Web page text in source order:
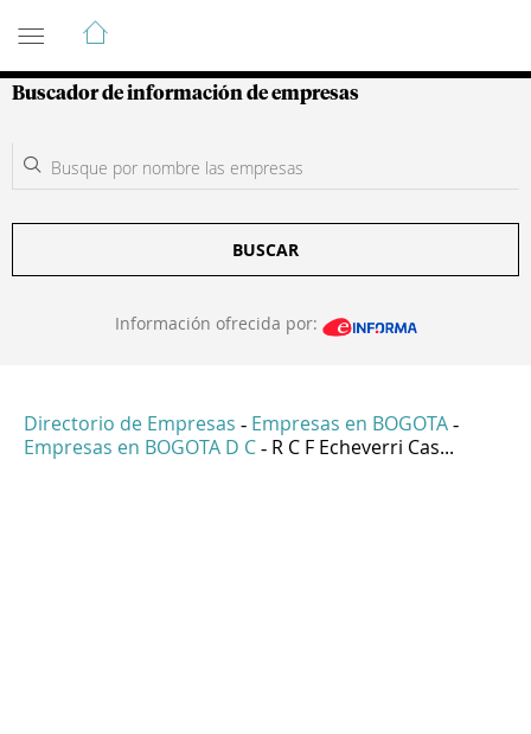
Guía de Empresas Colombianas
Buscador de información de empresas
BUSCAR
Información ofrecida por:
Directorio de Empresas - Empresas en BOGOTA -
Empresas en BOGOTA D C - R C F Echeverri Cas...